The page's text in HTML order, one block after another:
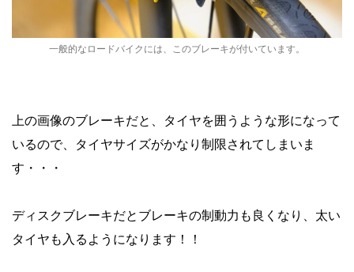
一般的なロードバイクには、このブレーキが付いています。
上の画像のブレーキだと、タイヤを囲うような形になって
いるので、タイヤサイズがかなり制限されてしまいま
す・・・
ディスクブレーキだとブレーキの制動力も良くなり、太い
タイヤも入るようになります！！